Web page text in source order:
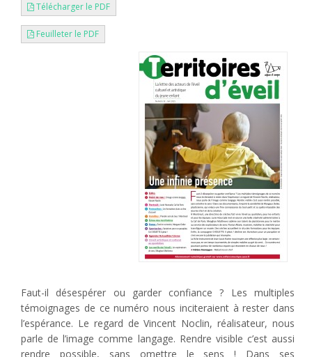
Télécharger le PDF
Feuilleter le PDF
Faut-il désespérer ou garder confiance ? Les multiples
témoignages de ce numéro nous inciteraient à rester dans
l’espérance. Le regard de Vincent Noclin, réalisateur, nous
parle de l’image comme langage. Rendre visible c’est aussi
rendre possible, sans omettre le sens ! Dans ses